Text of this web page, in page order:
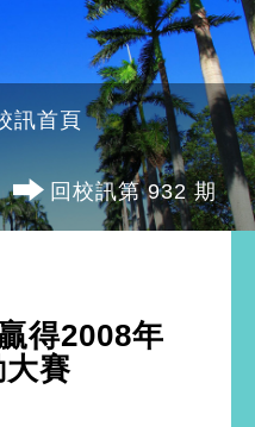
訊首頁
回校訊第 932 期
得2008年
賽